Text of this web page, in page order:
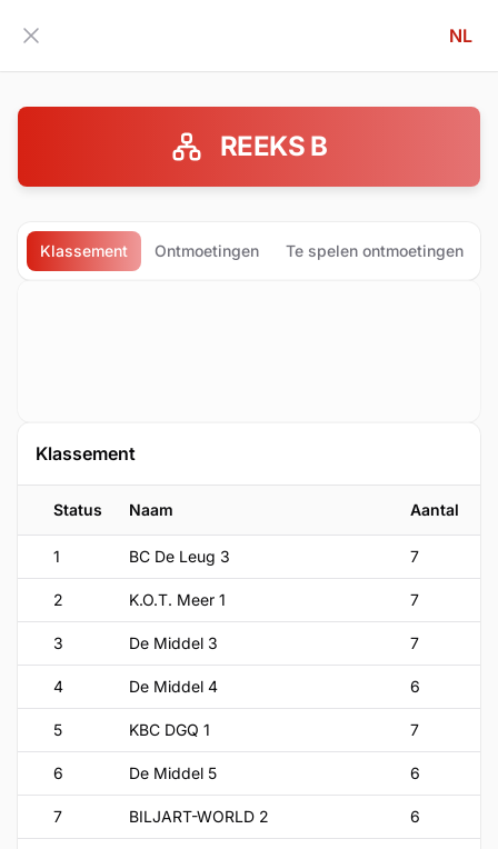
Zijbalk inklappen
NL
REEKS B
Klassement Ontmoetingen Te spelen ontmoetingen
Klassement
Status Naam Aantal
1 BC De Leug 3 7
2 K.O.T. Meer 1 7
3 De Middel 3 7
4 De Middel 4 6
5 KBC DGQ 1 7
6 De Middel 5 6
7 BILJART-WORLD 2 6